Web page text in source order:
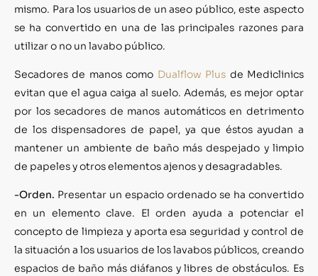
mismo. Para los usuarios de un aseo público, este aspecto
se ha convertido en una de las principales razones para
utilizar o no un lavabo público.
Secadores de manos como Dualflow Plus de Mediclinics
evitan que el agua caiga al suelo. Además, es mejor optar
por los secadores de manos automáticos en detrimento
de los dispensadores de papel, ya que éstos ayudan a
mantener un ambiente de baño más despejado y limpio
de papeles y otros elementos ajenos y desagradables.
-Orden. Presentar un espacio ordenado se ha convertido
en un elemento clave. El orden ayuda a potenciar el
concepto de limpieza y aporta esa seguridad y control de
la situación a los usuarios de los lavabos públicos, creando
espacios de baño más diáfanos y libres de obstáculos. Es